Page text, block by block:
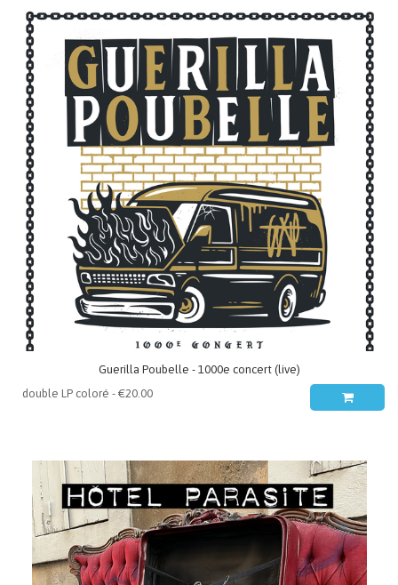
Guerilla Poubelle - 1000e concert (live)